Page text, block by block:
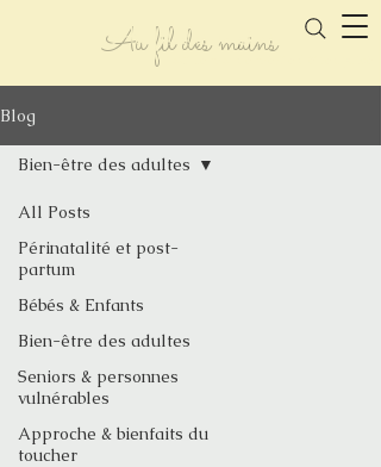
Au fil des mains
Blog
All Posts
Périnatalité et post-
partum
Bébés & Enfants
Bien-être des adultes
Seniors & personnes
vulnérables
Approche & bienfaits du
toucher
Bien-être des adultes